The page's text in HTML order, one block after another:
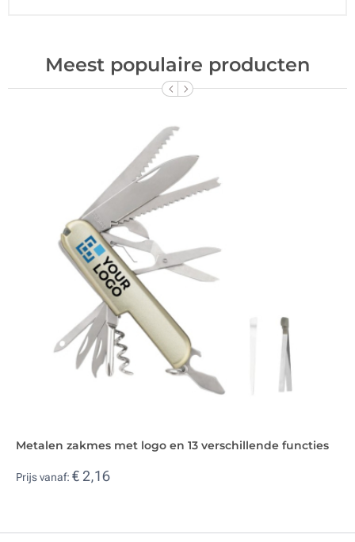
Meest populaire producten
Metalen zakmes met logo en 13 verschillende functies
Prijs vanaf: € 2,16